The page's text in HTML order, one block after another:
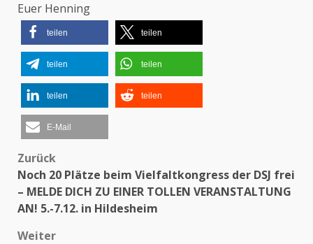
Euer Henning
teilen teilen
teilen teilen
teilen teilen
E-Mail
Beitragsnavigation
Zurück
Noch 20 Plätze beim Vielfaltkongress der DSJ frei
– MELDE DICH ZU EINER TOLLEN VERANSTALTUNG
AN! 5.-7.12. in Hildesheim
Weiter